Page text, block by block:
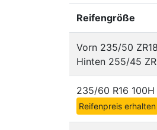
Reifengröße
Vorn 235/50
Hinten 255/45
235/60 R16 100H
Reifenpreis erhalten